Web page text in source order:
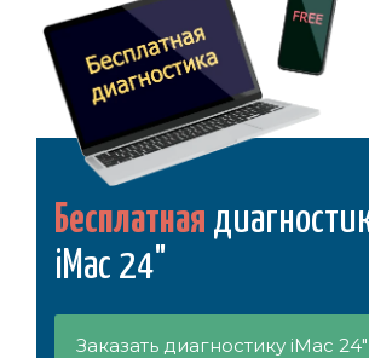
Бесплатная
iMac 24"
Заказать диагностику iMac 24"